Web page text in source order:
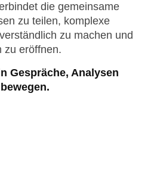
die gemeinsame
zu teilen, komplexe
zu machen und
zu eröffnen.
Gespräche, Analysen